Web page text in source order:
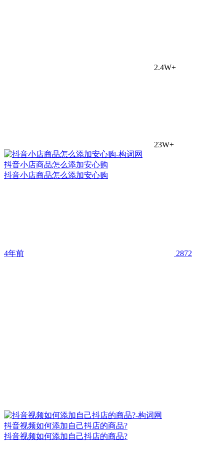
2.4W+
23W+
抖音小店商品怎么添加安心购
抖音小店商品怎么添加安心购
4年前 2872
抖音视频如何添加自己抖店的商品?
抖音视频如何添加自己抖店的商品?